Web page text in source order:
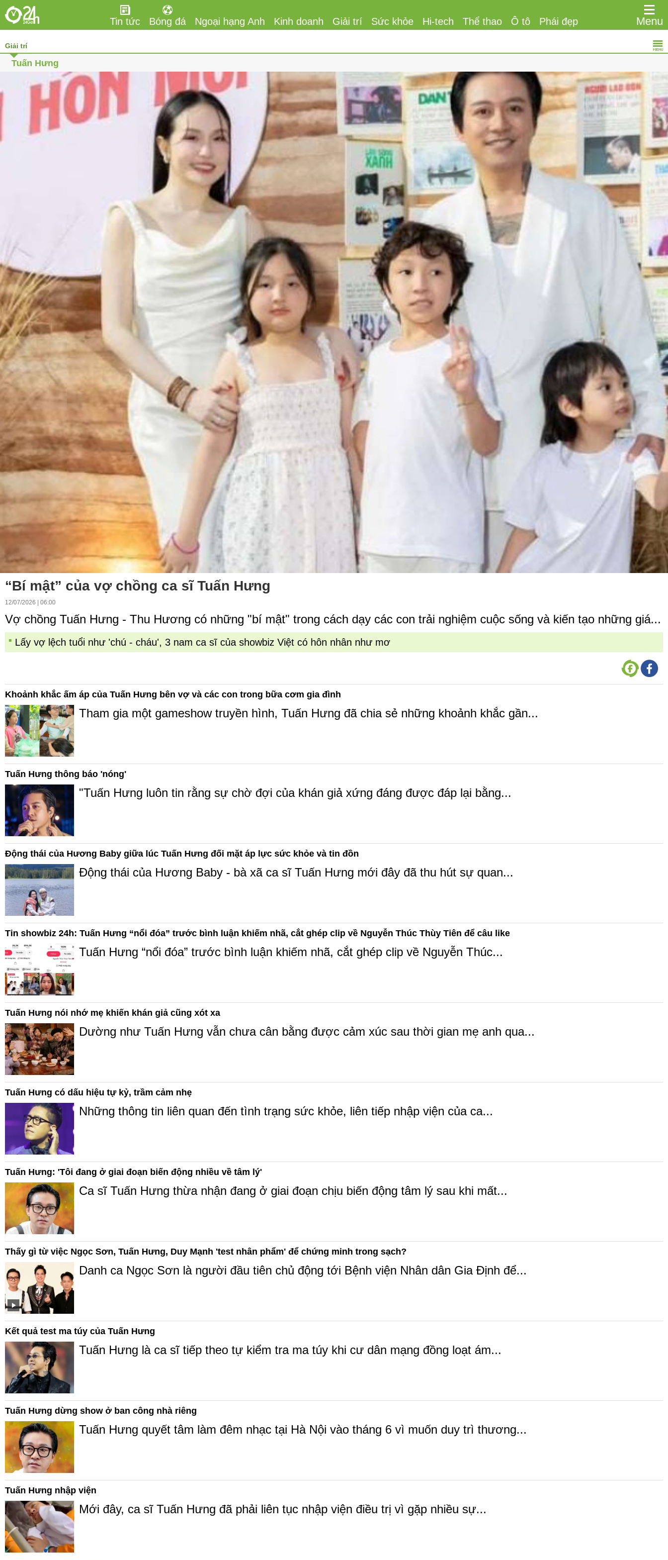
Menu
Tin tức Bóng đá Ngoại hạng Anh Kinh doanh Giải trí Sức khỏe Hi-tech Thể thao Ô tô Phái đẹp
Giải trí
Tuấn Hưng
“Bí mật” của vợ chồng ca sĩ Tuấn Hưng
12/07/2026 | 06:00
Vợ chồng Tuấn Hưng - Thu Hương có những "bí mật" trong cách dạy các con trải nghiệm cuộc sống và kiến tạo những giá...
Lấy vợ lệch tuổi như 'chú - cháu', 3 nam ca sĩ của showbiz Việt có hôn nhân như mơ
Khoảnh khắc ấm áp của Tuấn Hưng bên vợ và các con trong bữa cơm gia đình
Tham gia một gameshow truyền hình, Tuấn Hưng đã chia sẻ những khoảnh khắc gần...
Tuấn Hưng thông báo 'nóng'
"Tuấn Hưng luôn tin rằng sự chờ đợi của khán giả xứng đáng được đáp lại bằng...
Động thái của Hương Baby giữa lúc Tuấn Hưng đối mặt áp lực sức khỏe và tin đồn
Động thái của Hương Baby - bà xã ca sĩ Tuấn Hưng mới đây đã thu hút sự quan...
Tin showbiz 24h: Tuấn Hưng “nổi đóa” trước bình luận khiếm nhã, cắt ghép clip về Nguyễn Thúc Thùy Tiên để câu like
Tuấn Hưng “nổi đóa” trước bình luận khiếm nhã, cắt ghép clip về Nguyễn Thúc...
Tuấn Hưng nói nhớ mẹ khiến khán giả cũng xót xa
Dường như Tuấn Hưng vẫn chưa cân bằng được cảm xúc sau thời gian mẹ anh qua...
Tuấn Hưng có dấu hiệu tự kỷ, trầm cảm nhẹ
Những thông tin liên quan đến tình trạng sức khỏe, liên tiếp nhập viện của ca...
Tuấn Hưng: 'Tôi đang ở giai đoạn biến động nhiều về tâm lý'
Ca sĩ Tuấn Hưng thừa nhận đang ở giai đoạn chịu biến động tâm lý sau khi mất...
Thấy gì từ việc Ngọc Sơn, Tuấn Hưng, Duy Mạnh 'test nhân phẩm' để chứng minh trong sạch?
Danh ca Ngọc Sơn là người đầu tiên chủ động tới Bệnh viện Nhân dân Gia Định để...
Kết quả test ma túy của Tuấn Hưng
Tuấn Hưng là ca sĩ tiếp theo tự kiểm tra ma túy khi cư dân mạng đồng loạt ám...
Tuấn Hưng dừng show ở ban công nhà riêng
Tuấn Hưng quyết tâm làm đêm nhạc tại Hà Nội vào tháng 6 vì muốn duy trì thương...
Tuấn Hưng nhập viện
Mới đây, ca sĩ Tuấn Hưng đã phải liên tục nhập viện điều trị vì gặp nhiều sự...